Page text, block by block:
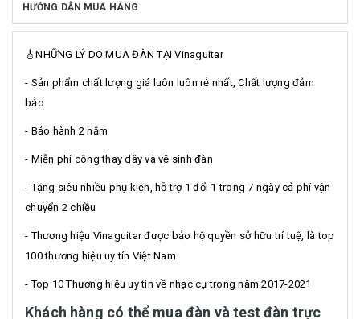
HƯỚNG DẪN MUA HÀNG
🎸NHỮNG LÝ DO MUA ĐÀN TẠI Vinaguitar
- Sản phẩm chất lượng giá luôn luôn rẻ nhất, Chất lượng đảm
bảo
- Bảo hành 2 năm
- Miễn phí công thay dây và vệ sinh đàn
- Tặng siêu nhiều phụ kiện, hỗ trợ 1 đổi 1 trong 7 ngày cả phí vận
chuyển 2 chiều
- Thương hiệu Vinaguitar được bảo hộ quyền sở hữu trí tuệ, là top
100 thương hiệu uy tín Việt Nam
- Top 10 Thương hiệu uy tín về nhạc cụ trong năm 2017-2021
Khách hàng có thể mua đàn và test đàn trực